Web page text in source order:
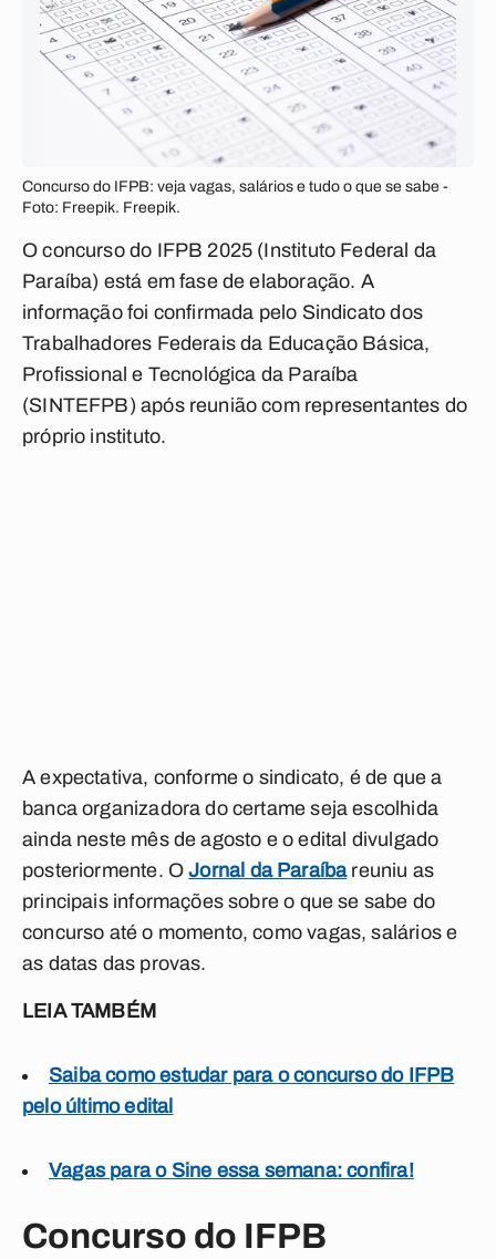
Concurso do IFPB: veja vagas, salários e tudo o que se sabe -
Foto: Freepik. Freepik.
O concurso do IFPB 2025 (Instituto Federal da
Paraíba) está em fase de elaboração. A
informação foi confirmada pelo Sindicato dos
Trabalhadores Federais da Educação Básica,
Profissional e Tecnológica da Paraíba
(SINTEFPB) após reunião com representantes do
próprio instituto.
A expectativa, conforme o sindicato, é de que a
banca organizadora do certame seja escolhida
ainda neste mês de agosto e o edital divulgado
posteriormente. OJornal da Paraíbareuniu as
principais informações sobre o que se sabe do
concurso até o momento, como vagas, salários e
as datas das provas.
LEIA TAMBÉM
Saiba como estudar para o concurso do IFPB
pelo último edital
Vagas para o Sine essa semana: confira!
Concurso do IFPB